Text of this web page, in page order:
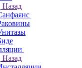
Назад
Назад